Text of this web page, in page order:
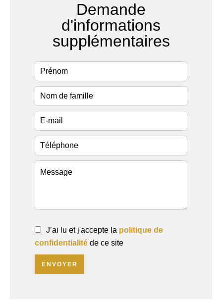
Demande
d'informations
supplémentaires
J’ai lu et j'accepte la politique de
confidentialité de ce site
ENVOYER